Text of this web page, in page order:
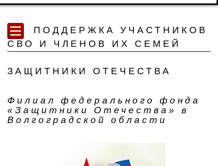
ПОДДЕРЖКА УЧАСТНИКОВ
СВО И ЧЛЕНОВ ИХ СЕМЕЙ
ЗАЩИТНИКИ ОТЕЧЕСТВА
Филиал федерального фонда
«Защитники Отечества» в
Волгоградской области